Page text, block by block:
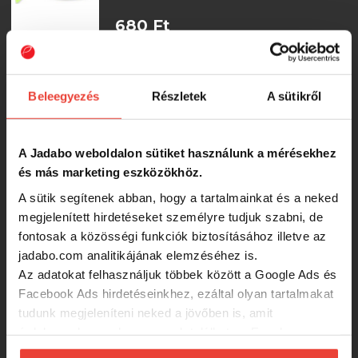
Beleegyezés Részletek A sütikről
A Jadabo weboldalon sütiket használunk a mérésekhez
és más marketing eszközökhöz.
A sütik segítenek abban, hogy a tartalmainkat és a neked
megjelenített hirdetéseket személyre tudjuk szabni, de
fontosak a közösségi funkciók biztosításához illetve az
jadabo.com analitikájának elemzéséhez is.
Az adatokat felhasználjuk többek között a Google Ads és
Facebook Ads hirdetéseinkhez, ezáltal olyan tartalmakat
tudunk megjeleníteni neked a jövőben is, amit
biztosításához arra kérünk, hogy engedd meg
680 Ft
IRON Claw Just Shad MGP Multi
Glitter Pink UV 12cm gumihal
Iron Claw Just Shad Gumihal Green
Tomato 12cm
500 Ft
IRON CLAW Just Shad MG Real
Motoroil Gold Glitter 12cm gumihal